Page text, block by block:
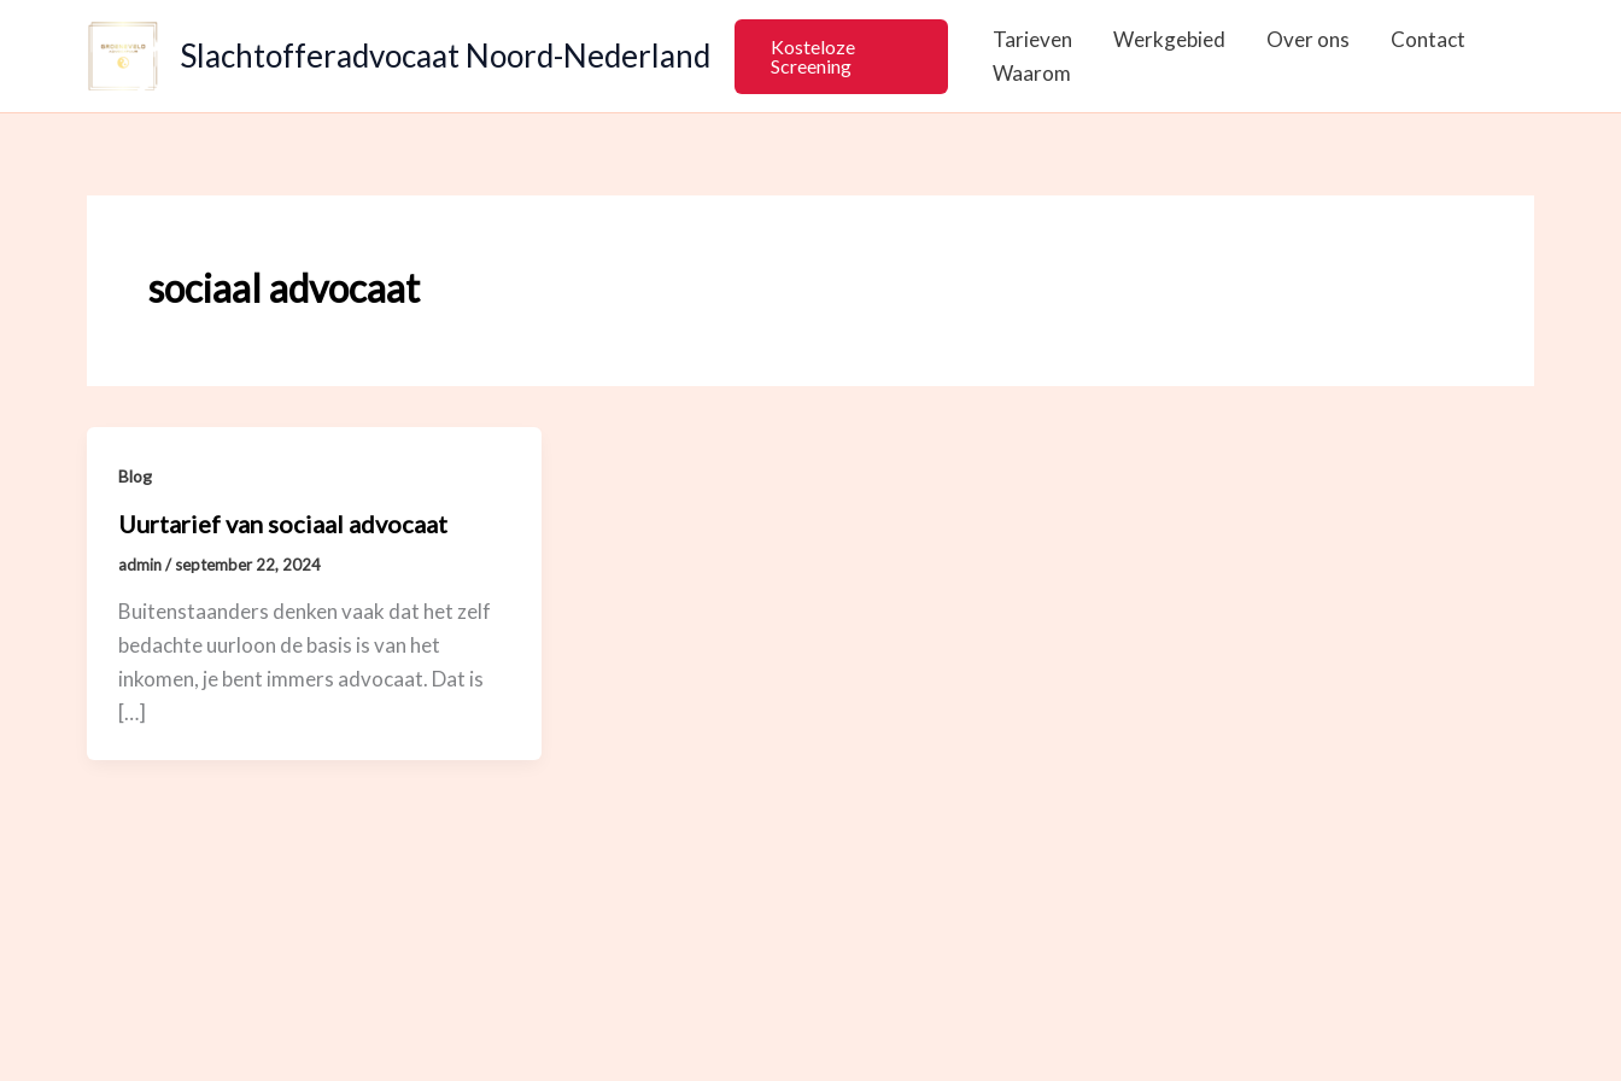
inhoud
Slachtofferadvocaat Noord-Nederland
Kosteloze
Screening
Tarieven Werkgebied Over ons
Contact
Waarom
sociaal advocaat
Blog
Uurtarief van sociaal advocaat
admin/september 22, 2024
Buitenstaanders denken vaak dat het zelf
bedachte uurloon de basis is van het
inkomen, je bent immers advocaat. Dat is
[…]